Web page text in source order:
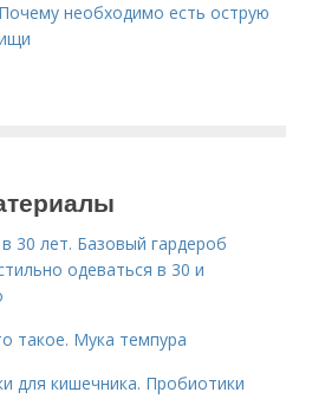
необходимо есть острую
30 лет. Базовый гардероб
одеваться в 30 и
такое. Мука темпура
для кишечника. Пробиотики